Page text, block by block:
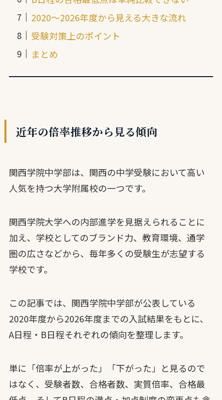
2020〜2026年度から見える大きな流れ
受験対策上のポイント
まとめ
近年の倍率推移から見る傾向
関西学院中学部は、関西の中学受験において高い
人気を持つ大学附属校の一つです。
関西学院大学への内部進学を見据えられることに
加え、学校としてのブランド力、教育環境、通学
圏の広さなどから、毎年多くの受験生が志望する
学校です。
この記事では、関西学院中学部が公表している
2020年度から2026年度までの入試結果をもとに、
A日程・B日程それぞれの傾向を整理します。
単に「倍率が上がった」「下がった」と見るので
はなく、受験者数、合格者数、実質倍率、合格最